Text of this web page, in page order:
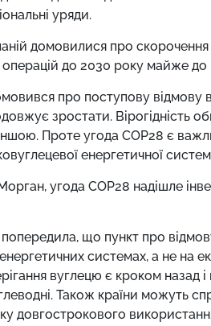
уряди.
домовилися про скорочення
до 2030 року майже до
про поступову відмову
зростати. Вірогідність
Проте угода COP28 є
енергетичної
угода COP28 надішле
що пункт про
системах, а не на
вуглецю є кроком назад
Також країни можуть
довгострокового